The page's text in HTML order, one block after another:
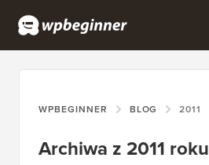
WPBEGINNER BLOG 2011
Archiwa z 2011 roku